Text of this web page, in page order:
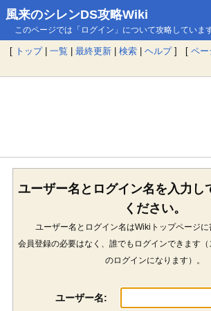
風来のシレンDS攻略Wiki
このページでは「ログイン」について攻略しています
[ トップ| 一覧 | 最終更新 | 検索 | ヘルプ] [ ペー
ユーザー名とログイン名を入力し
ください。
ユーザー名とログイン名はWikiトップページに
会員登録の必要はなく、誰でもログインできます
のログインになります）。
ユーザー名: